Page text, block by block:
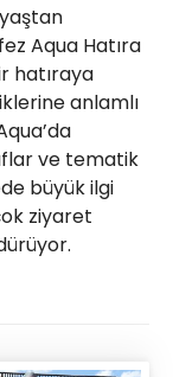
Aqua Hatıra
hatıraya
anlamlı
ve tematik
büyük ilgi
ziyaret